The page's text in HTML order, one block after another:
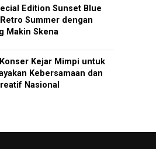
Edition Sunset Blue
Summer dengan
Makin Skena
Kejar Mimpi untuk
Kebersamaan dan
Nasional